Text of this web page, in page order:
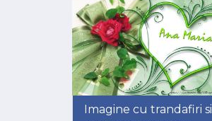
Imagine cu trandafiri si